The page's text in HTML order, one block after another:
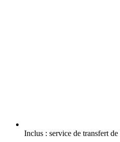
Inclus : service de transfert